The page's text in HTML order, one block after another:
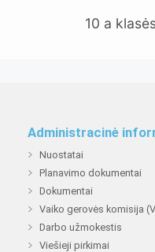
10 a
Administracinė
Nuostatai
Planavimo dokumentai
Dokumentai
Vaiko gerovės komisija
Darbo užmokestis
Viešieji pirkimai